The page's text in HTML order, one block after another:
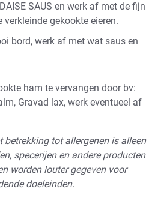
SAUS en werk af met de fijn
verkleinde gekookte eieren.
bord, werk af met wat saus en
ham te vervangen door bv:
Gravad lax, werk eventueel af
betrekking tot allergenen is alleen
specerijen en andere producten
worden louter gegeven voor
doeleinden.